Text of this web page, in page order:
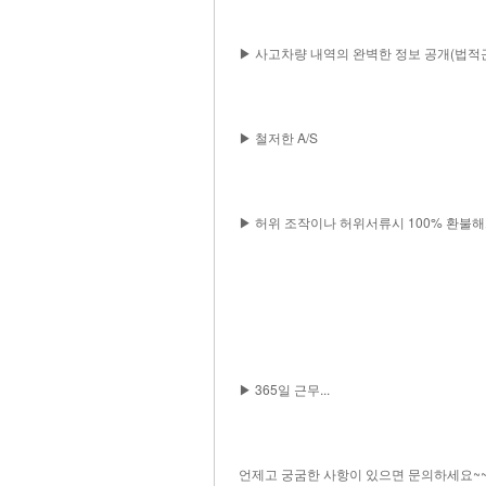
▶ 사고차량 내역의 완벽한 정보 공개(법적
▶ 철저한 A/S
▶ 허위 조작이나 허위서류시 100% 환불
▶ 365일 근무...
언제고 궁굼한 사항이 있으면 문의하세요~~